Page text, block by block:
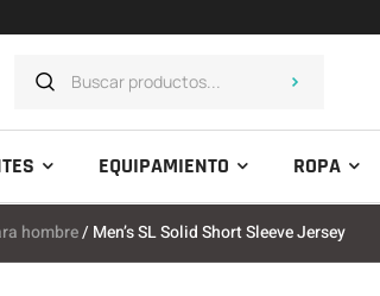
EQUIPAMIENTO ROPA
hombre/ Men’s SL Solid Short Sleeve Jersey